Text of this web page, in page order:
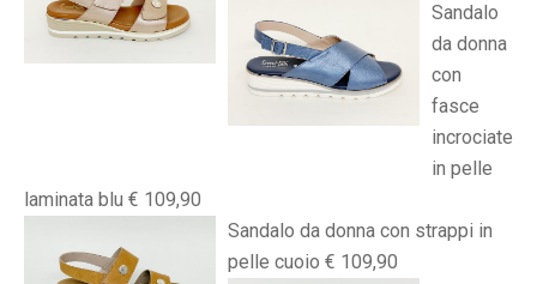
Sandalo
da donna
con
fasce
incrociate
in pelle
laminata blu € 109,90
Sandalo da donna con strappi in
pelle cuoio € 109,90